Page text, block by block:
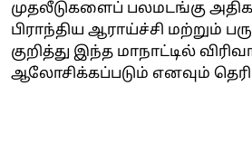
முதலீடுகளைப் பலமடங்கு
பிராந்திய ஆராய்ச்சி மற்றும்
குறித்து இந்த மாநாட்டில்
ஆலோசிக்கப்படும் எனவும்